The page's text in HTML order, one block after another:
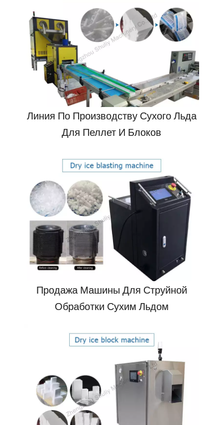
Линия По Производству Сухого Льда
Для Пеллет И Блоков
Продажа Машины Для Струйной
Обработки Сухим Льдом